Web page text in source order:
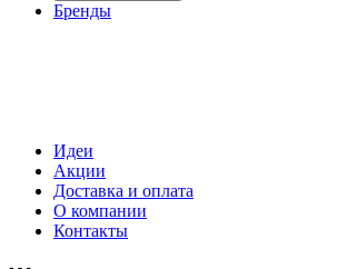
Бренды
Идеи
Акции
Доставка и оплата
О компании
Контакты